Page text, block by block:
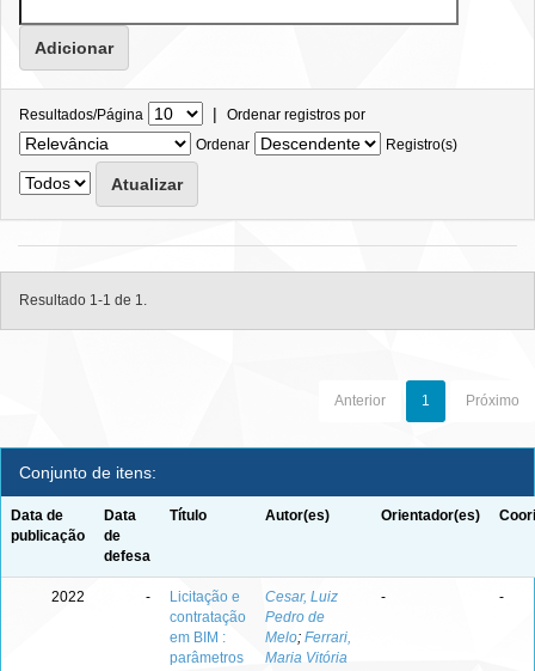
Resultados/Página | Ordenar registros por
Ordenar
Registro(s)
Resultado 1-1 de 1.
Anterior 1 Próximo
Conjunto de itens:
Data de
publicação
Data
de
defesa
Título Autor(es) Orientador(es)
2022 -
Licitação e
contratação
em BIM :
parâmetros
Cesar, Luiz
Pedro de
Melo; Ferrari,
Maria Vitória
- -